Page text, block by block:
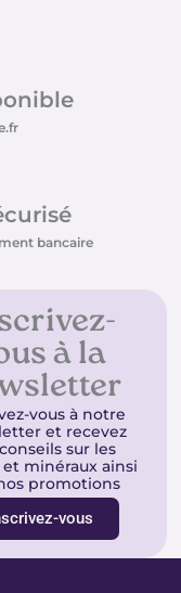
bancaire
à la
vous à notre
et recevez
sur les
minéraux ainsi
promotions
vous